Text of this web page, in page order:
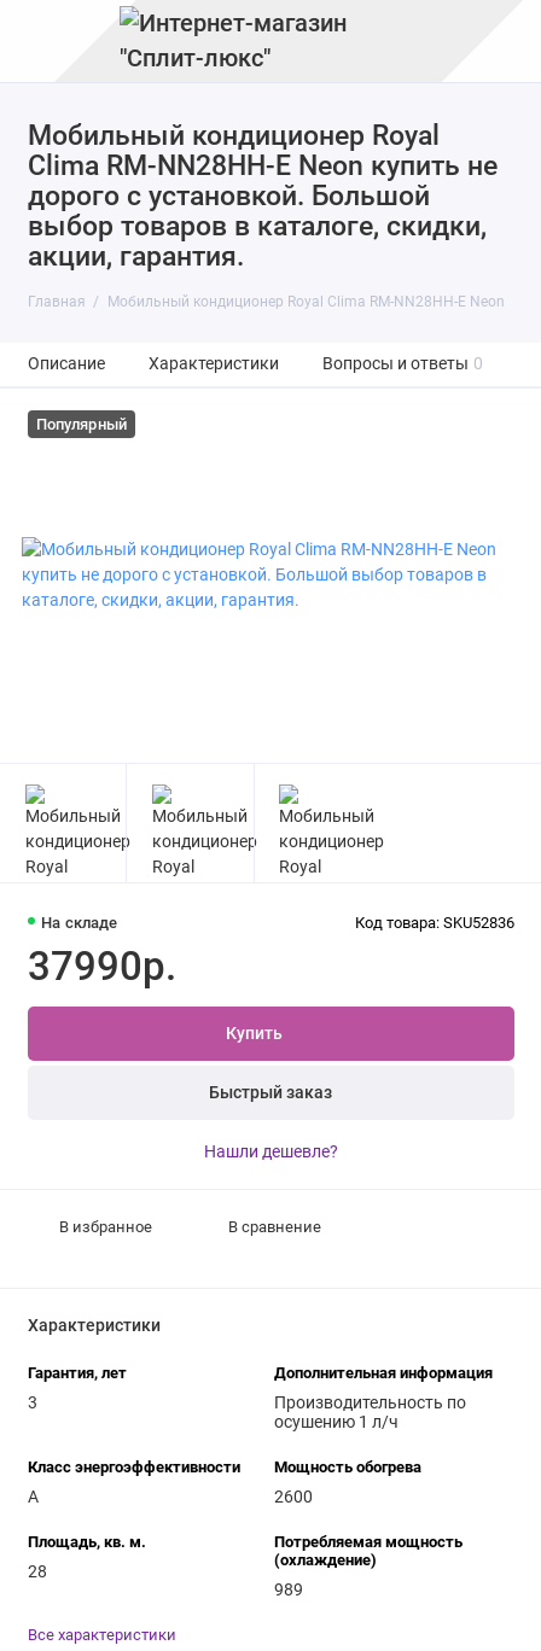
Мобильный кондиционер Royal
Clima RM-NN28HH-E Neon купить не
дорого с установкой. Большой
выбор товаров в каталоге, скидки,
акции, гарантия.
Главная Мобильный кондиционер Royal Clima RM-NN28HH-E Neon
Описание Характеристики Вопросы и ответы 0
Популярный
На складе Код товара: SKU52836
37990р.
Купить
Быстрый заказ
Нашли дешевле?
В избранное В сравнение
Характеристики
Гарантия, лет
3
Дополнительная информация
Производительность по
осушению 1 л/ч
Класс энергоэффективности
A
Мощность обогрева
2600
Площадь, кв. м.
28
Потребляемая мощность
(охлаждение)
989
Все характеристики